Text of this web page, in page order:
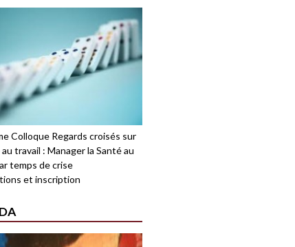
Colloque Regards croisés sur
travail : Manager la Santé au
temps de crise
et inscription